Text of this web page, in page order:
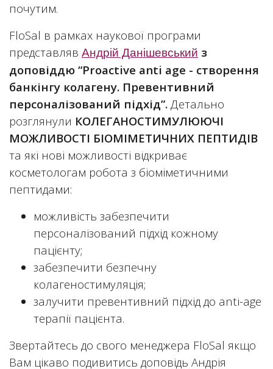
почутим.
FloSal в рамках наукової програми
представляв Андрій Данішевський з
доповіддю “Proactive anti age - створення
банкінгу колагену. Превентивний
персоналізований підхід”. Детально
розглянули КОЛЕГАНОСТИМУЛЮЮЧІ
МОЖЛИВОСТІ БІОМІМЕТИЧНИХ ПЕПТИДІВ
та які нові можливості відкриває
косметологам робота з біоміметичними
пептидами:
можливість забезпечити
персоналізований підхід кожному
пацієнту;
забезпечити безпечну
колагеностимуляція;
залучити превентивний підхід до anti-age
терапії пацієнта.
Звертайтесь до свого менеджера FloSal якщо
Вам цікаво подивитись доповідь Андрія